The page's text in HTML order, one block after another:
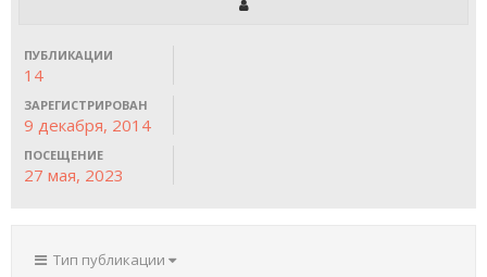
ПУБЛИКАЦИИ
14
ЗАРЕГИСТРИРОВАН
9 декабря, 2014
ПОСЕЩЕНИЕ
27 мая, 2023
Тип публикации